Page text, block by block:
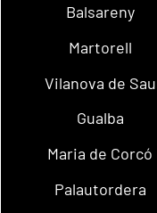
Balsareny
Martorell
Vilanova de Sau
Gualba
Maria de Corcó
Palautordera